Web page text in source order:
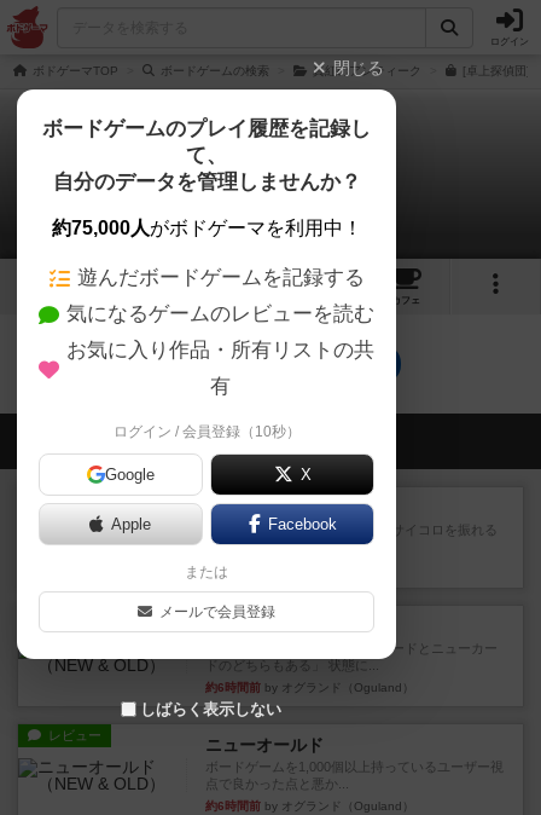
ログイン
ボドゲーマTOP ボードゲームの検索 真紅のアンティーク [卓上探偵団]
魔都を翔ける鷲
0件のルール/インスト
1 1
カフェ
魔都を翔ける鷲のトップに戻る
会員の新しい投稿
レビュー 街コロ通
街コロとの違いは初めから二つサイコロを振れる
など、少しの違いはあるけれ...
約5時間前
ゲーム終了時に、「オールドカードとニューカー
ドのどちらもある」 状態に...
約6時間前 by オグランド（Oguland）
レビュー ニューオールド
ボードゲームを1,000個以上持っているユーザー視
点で良かった点と悪か...
約6時間前 by オグランド（Oguland）
閉じる
ボードゲームのプレイ履歴を記録し
て、
自分のデータを管理しませんか？
約75,000人がボドゲーマを利用中！
遊んだボードゲームを記録する
気になるゲームのレビューを読む
お気に入り作品・所有リストの共
有
ログイン / 会員登録（10秒）
Google X
Apple Facebook
または
メールで会員登録
しばらく表示しない